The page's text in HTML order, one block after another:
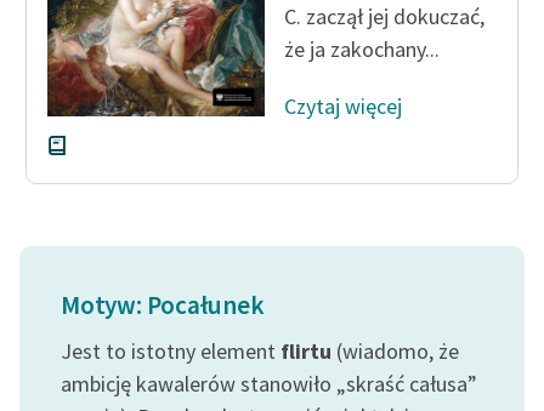
Zespół
Zasady wykorzystania
Wolnych Lektur
Logotypy
Dane fundacji i
sprawozdania finansowe
C. zaczął jej dokuczać,
że ja zakochany...
Czytaj więcej
Motyw: Pocałunek
Jest to istotny element flirtu (wiadomo, że
ambicję kawalerów stanowiło „skraść całusa”